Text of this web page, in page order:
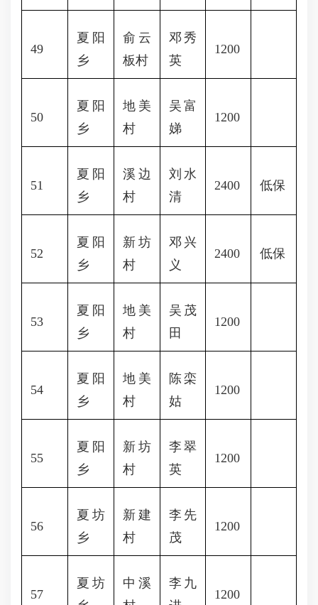
49
夏阳
乡
俞云
板村
邓秀
英
1200
50
夏阳
乡
地美
村
吴富
娣
1200
51
夏阳
乡
溪边
村
刘水
清
2400 低保
52
夏阳
乡
新坊
村
邓兴
义
2400 低保
53
夏阳
乡
地美
村
吴茂
田
1200
54
夏阳
乡
地美
村
陈栾
姑
1200
55
夏阳
乡
新坊
村
李翠
英
1200
56
夏坊
乡
新建
村
李先
茂
1200
57
夏坊
中溪
李九
1200